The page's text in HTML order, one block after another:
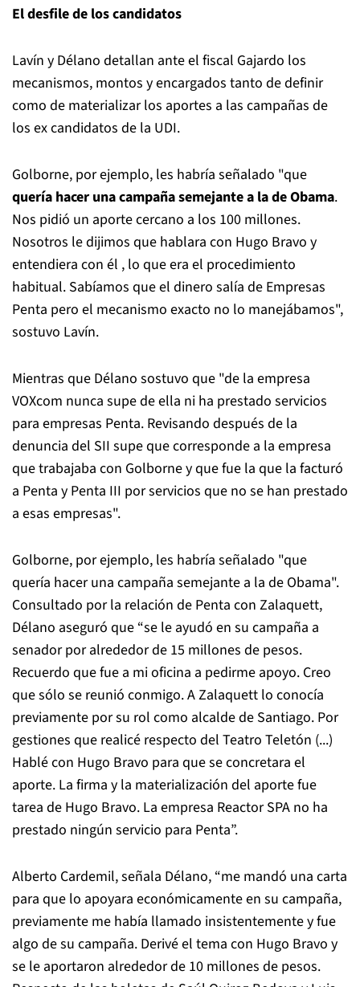
El desfile de los candidatos
Lavín y Délano detallan ante el fiscal Gajardo los
mecanismos, montos y encargados tanto de definir
como de materializar los aportes a las campañas de
los ex candidatos de la UDI.
Golborne, por ejemplo, les habría señalado "que
quería hacer una campaña semejante a la de Obama.
Nos pidió un aporte cercano a los 100 millones.
Nosotros le dijimos que hablara con Hugo Bravo y
entendiera con él , lo que era el procedimiento
habitual. Sabíamos que el dinero salía de Empresas
Penta pero el mecanismo exacto no lo manejábamos",
sostuvo Lavín.
Mientras que Délano sostuvo que "de la empresa
VOXcom nunca supe de ella ni ha prestado servicios
para empresas Penta. Revisando después de la
denuncia del SII supe que corresponde a la empresa
que trabajaba con Golborne y que fue la que la facturó
a Penta y Penta III por servicios que no se han prestado
a esas empresas".
Golborne, por ejemplo, les habría señalado "que
quería hacer una campaña semejante a la de Obama".
Consultado por la relación de Penta con Zalaquett,
Délano aseguró que “se le ayudó en su campaña a
senador por alrededor de 15 millones de pesos.
Recuerdo que fue a mi oficina a pedirme apoyo. Creo
que sólo se reunió conmigo. A Zalaquett lo conocía
previamente por su rol como alcalde de Santiago. Por
gestiones que realicé respecto del Teatro Teletón (...)
Hablé con Hugo Bravo para que se concretara el
aporte. La firma y la materialización del aporte fue
tarea de Hugo Bravo. La empresa Reactor SPA no ha
prestado ningún servicio para Penta”.
Alberto Cardemil, señala Délano, “me mandó una carta
para que lo apoyara económicamente en su campaña,
previamente me había llamado insistentemente y fue
algo de su campaña. Derivé el tema con Hugo Bravo y
se le aportaron alrededor de 10 millones de pesos.